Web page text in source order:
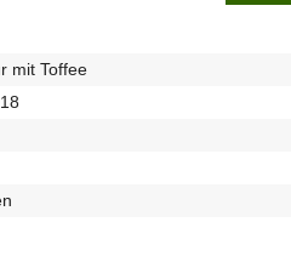
mit Toffee